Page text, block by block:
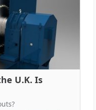
U.K. Is